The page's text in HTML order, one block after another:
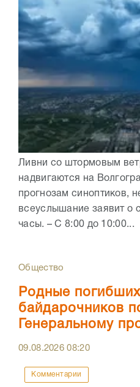
Ливни со штормовым
надвигаются на
прогнозам синоптиков,
всеуслышание заявит о
часы. – С 8:00 до 10:00...
Общество
Родные
байдарочников
Генеральному
09.08.202608:20
Комментарии